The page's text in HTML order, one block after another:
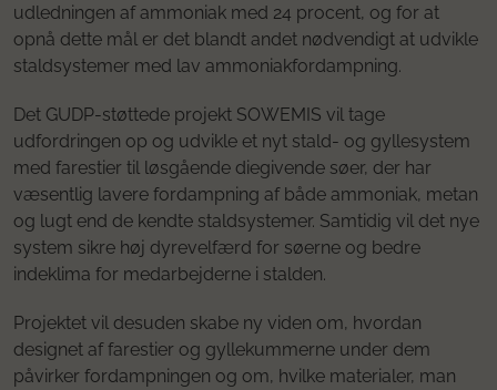
udledningen af ammoniak med 24 procent, og for at
opnå dette mål er det blandt andet nødvendigt at udvikle
staldsystemer med lav ammoniakfordampning.
Det GUDP-støttede projekt SOWEMIS vil tage
udfordringen op og udvikle et nyt stald- og gyllesystem
med farestier til løsgående diegivende søer, der har
væsentlig lavere fordampning af både ammoniak, metan
og lugt end de kendte staldsystemer. Samtidig vil det nye
system sikre høj dyrevelfærd for søerne og bedre
indeklima for medarbejderne i stalden.
Projektet vil desuden skabe ny viden om, hvordan
designet af farestier og gyllekummerne under dem
påvirker fordampningen og om, hvilke materialer, man